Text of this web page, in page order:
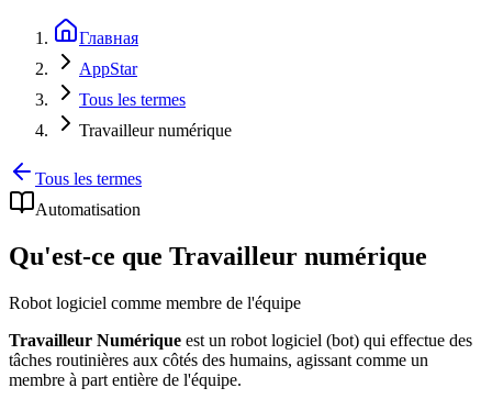
Главная
AppStar
Tous les termes
Travailleur numérique
Tous les termes
Automatisation
Qu'est-ce que Travailleur numérique
Robot logiciel comme membre de l'équipe
Travailleur Numérique est un robot logiciel (bot) qui effectue des
tâches routinières aux côtés des humains, agissant comme un
membre à part entière de l'équipe.